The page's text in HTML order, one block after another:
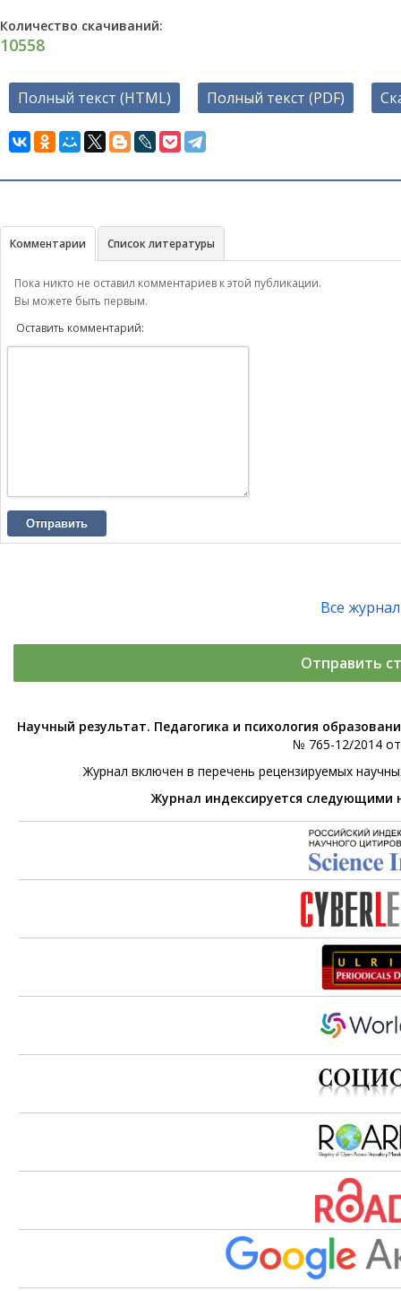
Количество скачиваний:
10558
Полный текст (HTML) Полный текст (PDF)
Комментарии Список литературы
Пока никто не оставил комментариев к этой публикации.
Вы можете быть первым.
Оставить комментарий:
Отправить
Все
Отправить
Научный результат. Педагогика и психология
№ 765-12/2014
Журнал включен в перечень рецензируемых
Журнал индексируется